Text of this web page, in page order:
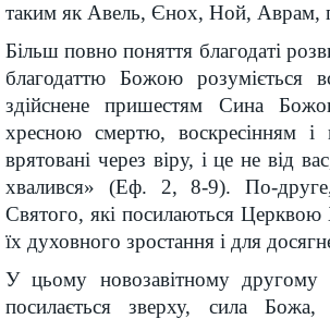
таким як Авель, Єнох, Ной, Аврам,
Більш повно поняття благодаті
благодаттю Божою розуміється
здійснене пришестям Сина
хресною смертю, воскресінням і
врятовані через віру, і це не від
хвалився» (Еф. 2, 8-9). По-
Святого, які посилаються Церквою
їх духовного зростання і для
У цьому новозавітному другому
посилається зверху, сила